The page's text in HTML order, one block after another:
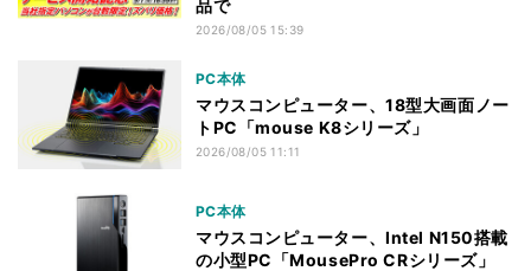
品で
2026/08/05 15:39
PC本体
マウスコンピューター、18型大画面ノー
トPC「mouse K8シリーズ」
2026/08/05 11:11
PC本体
マウスコンピューター、Intel N150搭載
の小型PC「MousePro CRシリーズ」